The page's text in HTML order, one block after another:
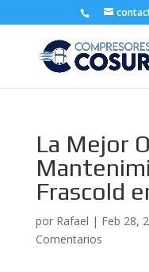
La Mejor
Frascold
por Rafael | Feb 28,
Comentarios